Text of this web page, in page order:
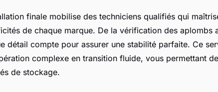
finale mobilise des techniciens qualifiés qui
de chaque marque. De la vérification des aplombs
détail compte pour assurer une stabilité parfaite. Ce
complexe en transition fluide, vous permettant
de stockage.